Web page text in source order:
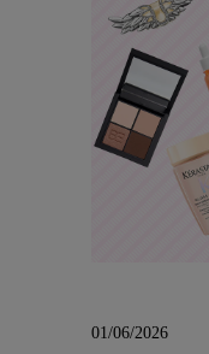
01/06/2026